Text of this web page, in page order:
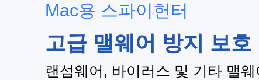
Mac용 스파이헌터
고급 맬웨어 방지 보호
랜섬웨어, 바이러스 및 기타 맬